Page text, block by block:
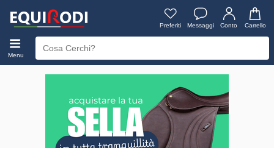
Preferiti Messaggi Conto Carrello
Menu